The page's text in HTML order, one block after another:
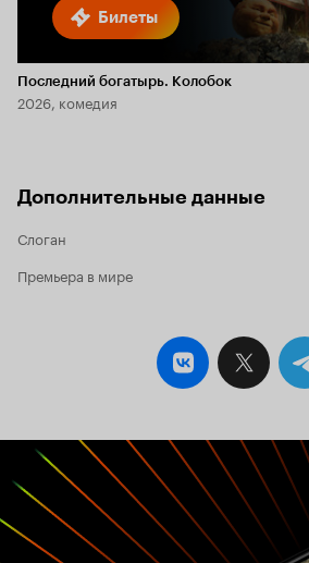
Билеты
Последний богатырь. Колобок
2026, комедия
Дополнительные данные
Слоган
Премьера в мире